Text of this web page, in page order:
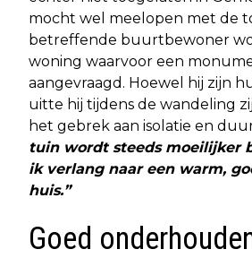
mocht wel meelopen met de
betreffende buurtbewoner
woning waarvoor een
aangevraagd. Hoewel hij zijn
uitte hij tijdens de wandeling
het gebrek aan isolatie en
tuin wordt steeds moeilijker
ik verlang naar een warm,
huis.”
Goed